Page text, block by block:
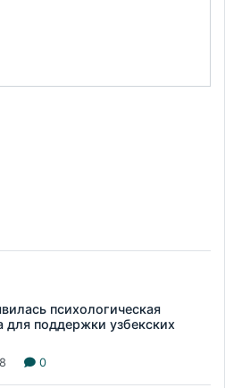
психологическая
для поддержки узбекских
0